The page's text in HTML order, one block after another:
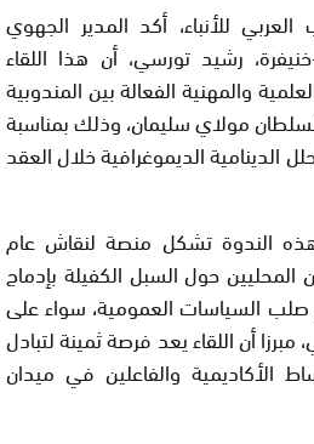
للأنباء، أكد المدير الجهوي
رشيد تورسي، أن هذا اللقاء
والمهنية الفعالة بين المندوبية
مولاي سليمان، وذلك بمناسبة
الدينامية الديموغرافية خلال العقد
الندوة تشكل منصة لنقاش عام
حول السبل الكفيلة بإدماج
السياسات العمومية، سواء على
أن اللقاء يعد فرصة ثمينة لتبادل
الأكاديمية والفاعلين في ميدان